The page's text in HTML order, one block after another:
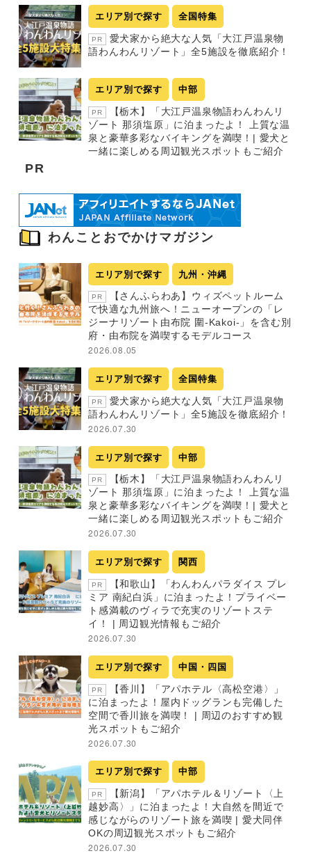
エリア別で探す 全国特集
PR
愛犬家から絶大な人気「大江戸温泉物
語わんわんリゾート」全5施設を徹底紹介！
エリア別で探す 中部
PR
【栃木】「大江戸温泉物語わんわんリ
ゾート 那須塩原」に泊まったよ！ 上質な温
泉と豪華多彩なバイキングを満喫！| 愛犬と
一緒に楽しめる周辺観光スポットもご紹介
PR
わんことおでかけマガジン
エリア別で探す 九州・沖縄
PR
【さんふらわあ】ウィズペットルーム
で快適な九州旅へ！ニューオープンの「レ
ジーナリゾート由布院 圍-Kakoi-」を含む別
府・由布院を満喫するモデルコース
2026.08.05
エリア別で探す 全国特集
PR
愛犬家から絶大な人気「大江戸温泉物
語わんわんリゾート」全5施設を徹底紹介！
2026.07.30
エリア別で探す 中部
PR
【栃木】「大江戸温泉物語わんわんリ
ゾート 那須塩原」に泊まったよ！ 上質な温
泉と豪華多彩なバイキングを満喫！| 愛犬と
一緒に楽しめる周辺観光スポットもご紹介
2026.07.30
エリア別で探す 関西
PR
【和歌山】「わんわんパラダイス プレ
ミア 南紀白浜」に泊まったよ！プライベー
ト感満載のヴィラで充実のリゾートステ
イ！ | 周辺観光情報もご紹介
2026.07.30
エリア別で探す 中国・四国
PR
【香川】「アパホテル〈高松空港〉」
に泊まったよ！屋内ドッグランも完備した
空間で香川旅を満喫！ | 周辺のおすすめ観
光スポットもご紹介
2026.07.30
エリア別で探す 中部
PR
【新潟】「アパホテル＆リゾート〈上
越妙高〉」に泊まったよ！大自然を間近で
感じながらのリゾート旅を満喫 | 愛犬同伴
OKの周辺観光スポットもご紹介
2026.07.30